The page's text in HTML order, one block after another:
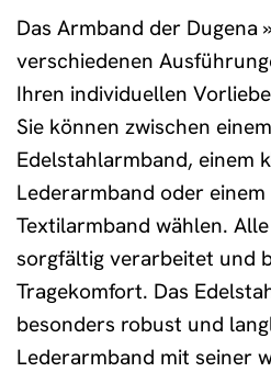
Das Armband der Dugena
verschiedenen
Ihren individuellen
Sie können zwischen
Edelstahlarmband, einem
Lederarmband oder
Textilarmband wählen.
sorgfältig verarbeitet und
Tragekomfort. Das
besonders robust und
Lederarmband mit seiner